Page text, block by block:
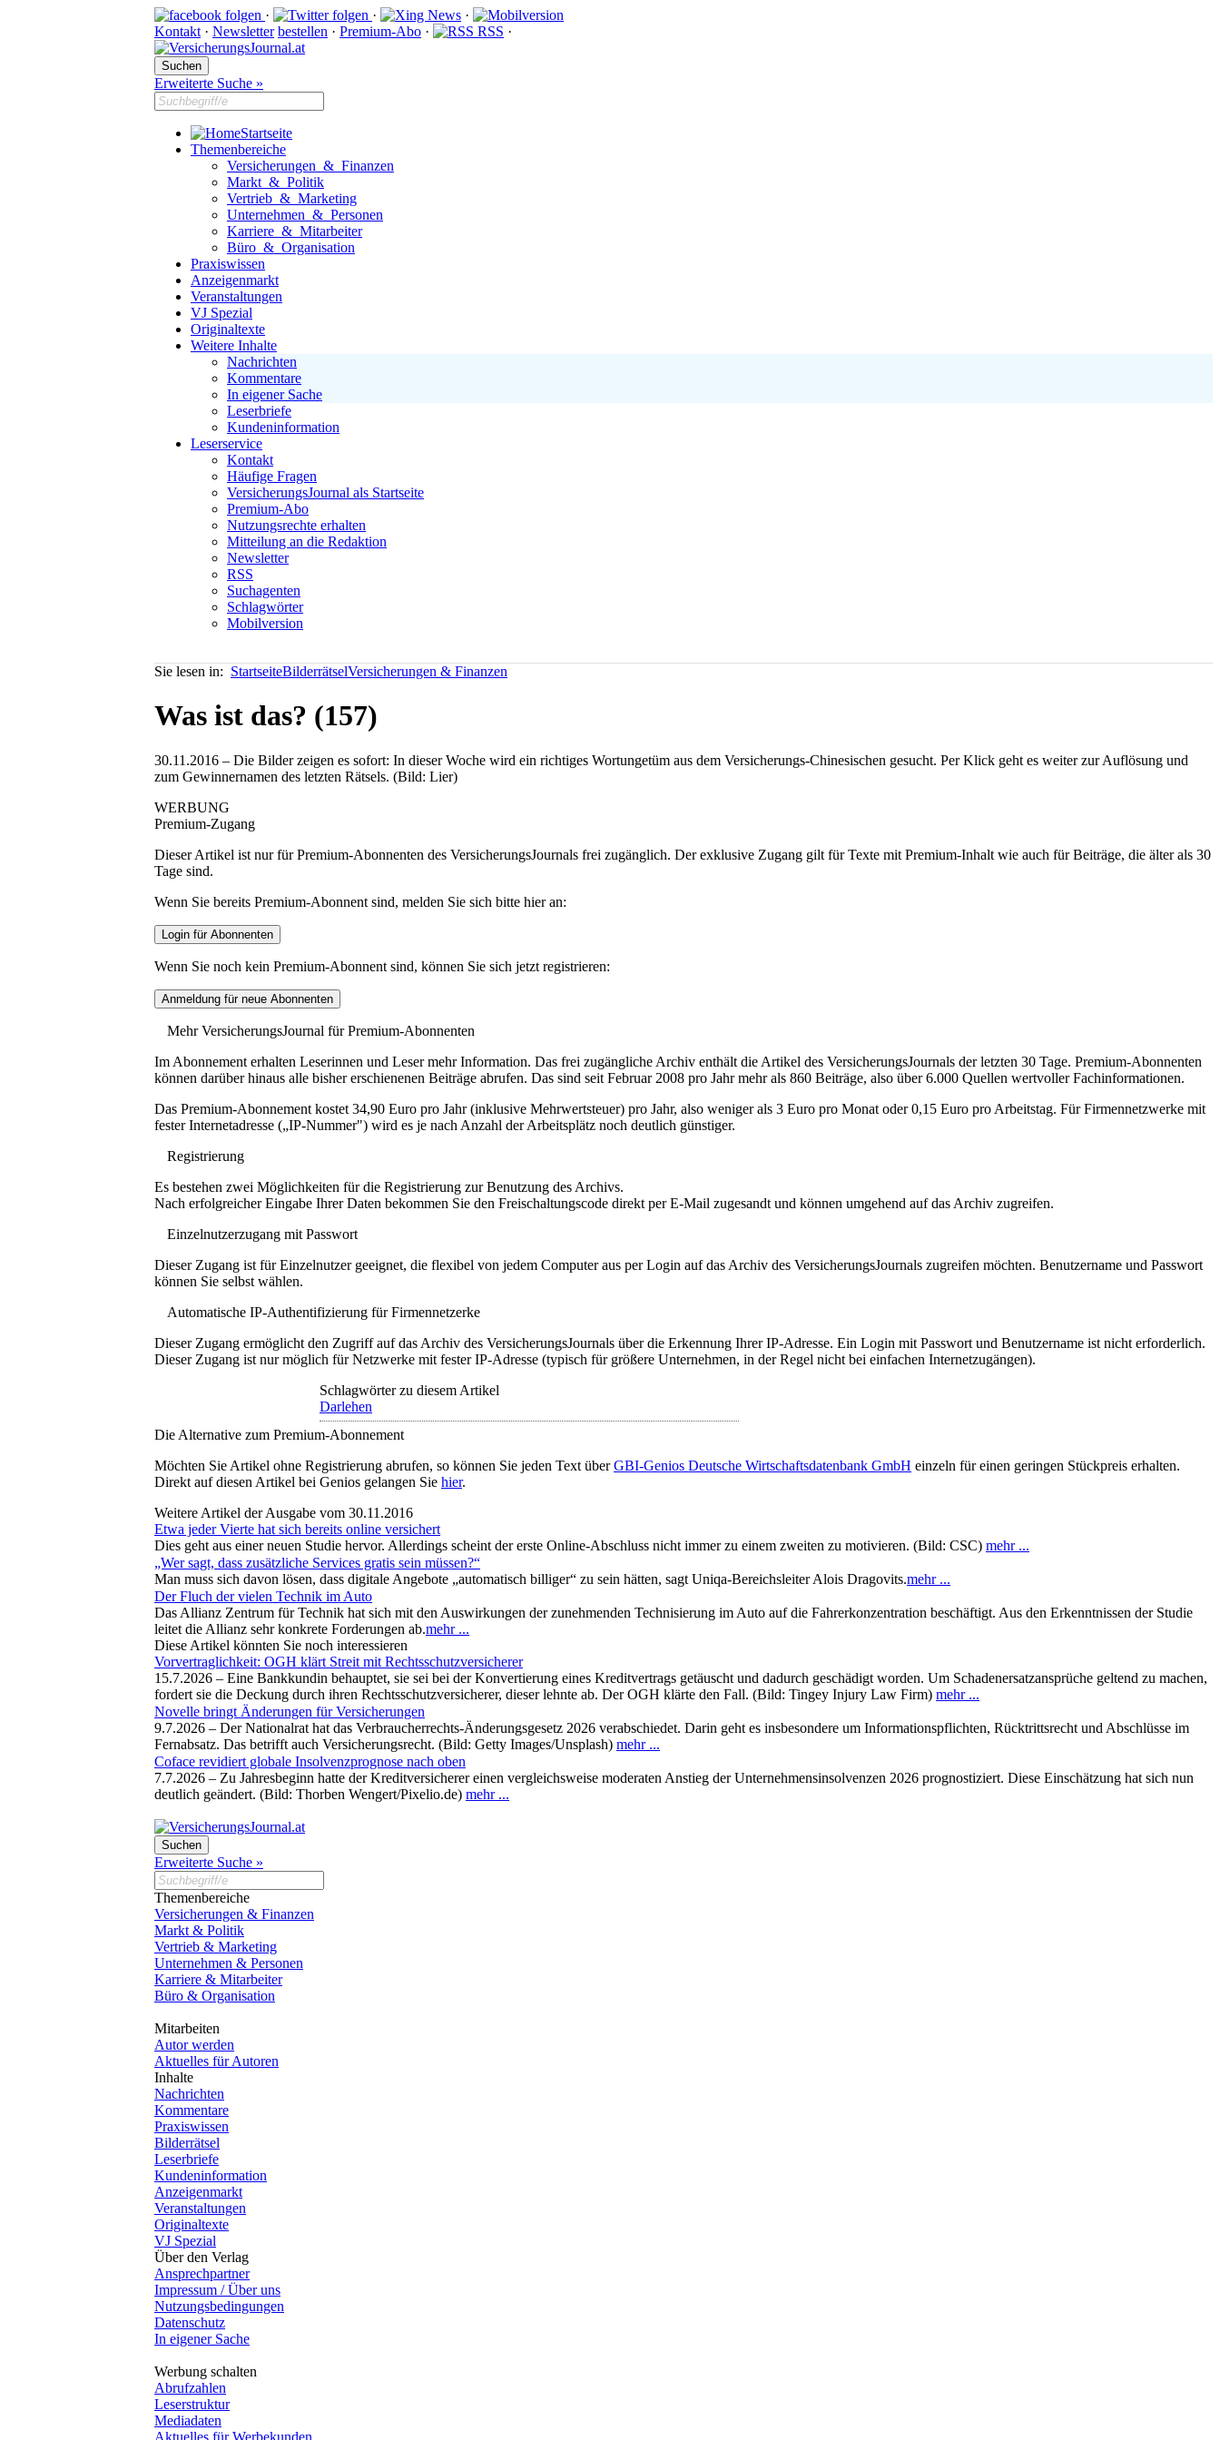
· ·
·
Kontakt · Newsletter bestellen · Premium-Abo · RSS ·
Erweiterte Suche »
Startseite
Themenbereiche
Versicherungen & Finanzen
Markt & Politik
Vertrieb & Marketing
Unternehmen & Personen
Karriere & Mitarbeiter
Büro & Organisation
Praxiswissen
Anzeigenmarkt
Veranstaltungen
VJ Spezial
Originaltexte
Weitere Inhalte
Nachrichten
Kommentare
In eigener Sache
Leserbriefe
Kundeninformation
Leserservice
Kontakt
Häufige Fragen
VersicherungsJournal als Startseite
Premium-Abo
Nutzungsrechte erhalten
Mitteilung an die Redaktion
Newsletter
RSS
Suchagenten
Schlagwörter
Mobilversion
Sie lesen in: StartseiteBilderrätselVersicherungen & Finanzen
Was ist das? (157)
30.11.2016 – Die Bilder zeigen es sofort: In dieser Woche wird ein richtiges Wortungetüm aus dem Versicherungs-Chinesischen gesucht. Per Klick geht es weiter zur Auflösung und
zum Gewinnernamen des letzten Rätsels. (Bild: Lier)
WERBUNG
Premium-Zugang
Dieser Artikel ist nur für Premium-Abonnenten des VersicherungsJournals frei zugänglich. Der exklusive Zugang gilt für Texte mit Premium-Inhalt wie auch für Beiträge, die älter als 30
Tage sind.
Wenn Sie bereits Premium-Abonnent sind, melden Sie sich bitte hier an:
Wenn Sie noch kein Premium-Abonnent sind, können Sie sich jetzt registrieren:
Mehr VersicherungsJournal für Premium-Abonnenten
Im Abonnement erhalten Leserinnen und Leser mehr Information. Das frei zugängliche Archiv enthält die Artikel des VersicherungsJournals der letzten 30 Tage. Premium-Abonnenten
können darüber hinaus alle bisher erschienenen Beiträge abrufen. Das sind seit Februar 2008 pro Jahr mehr als 860 Beiträge, also über 6.000 Quellen wertvoller Fachinformationen.
Das Premium-Abonnement kostet 34,90 Euro pro Jahr (inklusive Mehrwertsteuer) pro Jahr, also weniger als 3 Euro pro Monat oder 0,15 Euro pro Arbeitstag. Für Firmennetzwerke mit
fester Internetadresse („IP-Nummer") wird es je nach Anzahl der Arbeitsplätz noch deutlich günstiger.
Registrierung
Es bestehen zwei Möglichkeiten für die Registrierung zur Benutzung des Archivs.
Nach erfolgreicher Eingabe Ihrer Daten bekommen Sie den Freischaltungscode direkt per E-Mail zugesandt und können umgehend auf das Archiv zugreifen.
Einzelnutzerzugang mit Passwort
Dieser Zugang ist für Einzelnutzer geeignet, die flexibel von jedem Computer aus per Login auf das Archiv des VersicherungsJournals zugreifen möchten. Benutzername und Passwort
können Sie selbst wählen.
Automatische IP-Authentifizierung für Firmennetzerke
Dieser Zugang ermöglicht den Zugriff auf das Archiv des VersicherungsJournals über die Erkennung Ihrer IP-Adresse. Ein Login mit Passwort und Benutzername ist nicht erforderlich.
Dieser Zugang ist nur möglich für Netzwerke mit fester IP-Adresse (typisch für größere Unternehmen, in der Regel nicht bei einfachen Internetzugängen).
Schlagwörter zu diesem Artikel
Darlehen
Die Alternative zum Premium-Abonnement
Möchten Sie Artikel ohne Registrierung abrufen, so können Sie jeden Text überGBI-Genios Deutsche Wirtschaftsdatenbank GmbH einzeln für einen geringen Stückpreis erhalten.
Direkt auf diesen Artikel bei Genios gelangen Sie hier.
Weitere Artikel der Ausgabe vom 30.11.2016
Etwa jeder Vierte hat sich bereits online versichert
Dies geht aus einer neuen Studie hervor. Allerdings scheint der erste Online-Abschluss nicht immer zu einem zweiten zu motivieren. (Bild: CSC) mehr ...
„Wer sagt, dass zusätzliche Services gratis sein müssen?“
Man muss sich davon lösen, dass digitale Angebote „automatisch billiger“ zu sein hätten, sagt Uniqa-Bereichsleiter Alois Dragovits.mehr ...
Der Fluch der vielen Technik im Auto
Das Allianz Zentrum für Technik hat sich mit den Auswirkungen der zunehmenden Technisierung im Auto auf die Fahrerkonzentration beschäftigt. Aus den Erkenntnissen der Studie
leitet die Allianz sehr konkrete Forderungen ab.mehr ...
Diese Artikel könnten Sie noch interessieren
Vorvertraglichkeit: OGH klärt Streit mit Rechtsschutzversicherer
15.7.2026 – Eine Bankkundin behauptet, sie sei bei der Konvertierung eines Kreditvertrags getäuscht und dadurch geschädigt worden. Um Schadenersatzansprüche geltend zu machen,
fordert sie die Deckung durch ihren Rechtsschutzversicherer, dieser lehnte ab. Der OGH klärte den Fall. (Bild: Tingey Injury Law Firm) mehr ...
Novelle bringt Änderungen für Versicherungen
9.7.2026 – Der Nationalrat hat das Verbraucherrechts-Änderungsgesetz 2026 verabschiedet. Darin geht es insbesondere um Informationspflichten, Rücktrittsrecht und Abschlüsse im
Fernabsatz. Das betrifft auch Versicherungsrecht. (Bild: Getty Images/Unsplash) mehr ...
Coface revidiert globale Insolvenzprognose nach oben
7.7.2026 – Zu Jahresbeginn hatte der Kreditversicherer einen vergleichsweise moderaten Anstieg der Unternehmensinsolvenzen 2026 prognostiziert. Diese Einschätzung hat sich nun
deutlich geändert. (Bild: Thorben Wengert/Pixelio.de) mehr ...
Erweiterte Suche »
Themenbereiche
Versicherungen & Finanzen
Markt & Politik
Vertrieb & Marketing
Unternehmen & Personen
Karriere & Mitarbeiter
Büro & Organisation
Mitarbeiten
Autor werden
Aktuelles für Autoren
Inhalte
Nachrichten
Kommentare
Praxiswissen
Bilderrätsel
Leserbriefe
Kundeninformation
Anzeigenmarkt
Veranstaltungen
Originaltexte
VJ Spezial
Über den Verlag
Ansprechpartner
Impressum / Über uns
Nutzungsbedingungen
Datenschutz
In eigener Sache
Werbung schalten
Abrufzahlen
Leserstruktur
Mediadaten
Aktuelles für Werbekunden